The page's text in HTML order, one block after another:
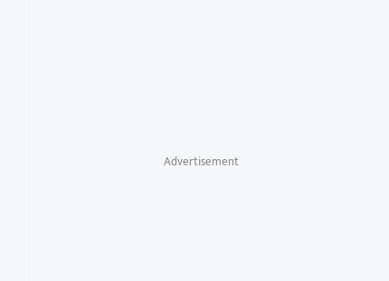
Advertisement